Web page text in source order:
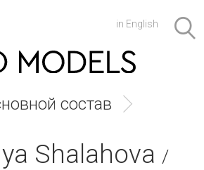
in English
состав
Shalahova /